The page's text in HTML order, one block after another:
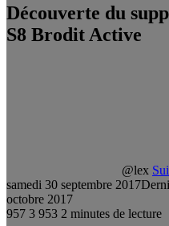
Découverte du
S8 Brodit Active
@lex
samedi 30 septembre 2017
octobre 2017
957 3 953 2 minutes de lecture